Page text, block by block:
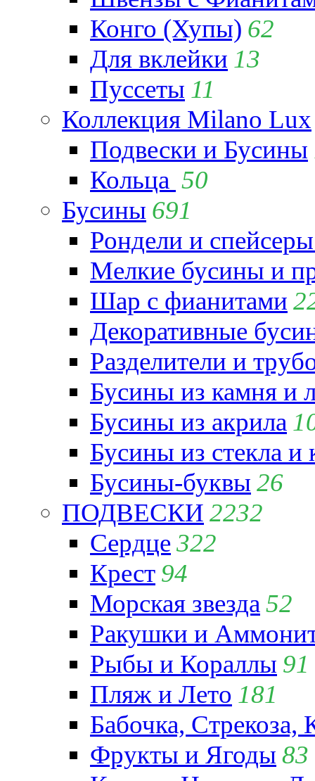
Конго (Хупы) 62
Для вклейки 13
Пуссеты 11
Коллекция Milano Lux
Подвески и Бусины
Кольца 50
Бусины 691
Рондели и
Мелкие бусины и
Шар с фианитами
Декоративные
Разделители и
Бусины из камня и
Бусины из акрила
Бусины из стекла и
Бусины-буквы 26
ПОДВЕСКИ 2232
Сердце322
Крест 94
Морская звезда 52
Ракушки и
Рыбы и Кораллы 91
Пляж и Лето 181
Бабочка,
Фрукты и Ягоды 83